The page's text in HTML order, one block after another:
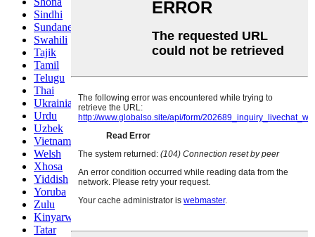
Sindhi
Sundanese
Swahili
Tajik
Tamil
Telugu
Thai
Ukrainian
Urdu
Uzbek
Vietnamese
Welsh
Xhosa
Yiddish
Yoruba
Zulu
Kinyarwanda
Tatar